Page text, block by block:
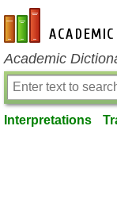
en-academic.com
Academic
Interpretations